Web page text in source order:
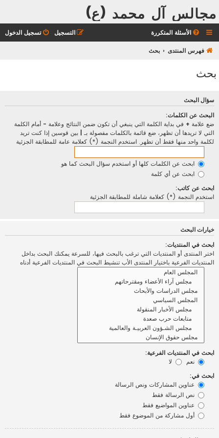
مجالس آل محمد (ع)
الأسئلة المتكررة تسجيل الدخول التسجيل
فهرس المنتدى بحث
بحث
سؤال البحث
البحث عن الكلمات:
ضع علامة + في بداية الكلمة التي ينبغي أن تكون ضمن النتائج وعلامة - أمام الكلمة
التي لا تريدها أن تظهر، ضع قائمة بالكلمات مفصولة بـ
بين قوسين إذا كنت تريد
لكلمة واحد منها فقط أن تظهر. استخدم النجمة (*) كعلامة عامة للمطابقة الجزئية
ابحث عن الكلمات كلها أو استخدم سؤال البحث كما هو
ابحث عن أي كلمة
ابحث عن كاتب:
استخدم النجمة (*) كعلامة شاملة للمطابقة الجزئية
خيارات البحث
ابحث في المنتديات:
اختر المنتدى أو المنتديات التي ترغب بالبحث فيها، للسرعة يمكنك البحث بداخل
المنتديات الفرعية باختيار المنتدى الأب تنشيط البحث في المنتديات الفرعية أدناه
ابحث في المنتديات الفرعية:
نعم
لا
ابحث في:
عناوين المشاركات ونص الرسالة
نص الرسالة فقط
عناوين المواضيع فقط
أول مشاركة من الموضوع فقط